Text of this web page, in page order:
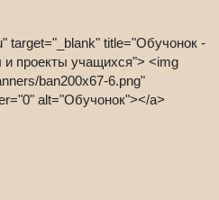
target="_blank" title="Обучонок -
и проекты учащихся"> <img
ban200x67-6.png"
alt="Обучонок"></a>